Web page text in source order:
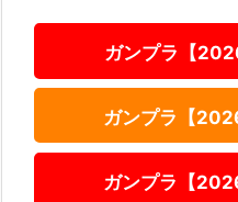
ガンプラ【
ガンプラ【
ガンプラ【